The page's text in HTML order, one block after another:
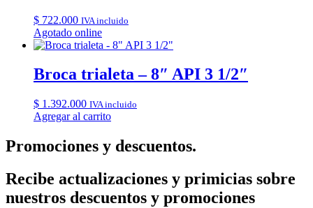
$ 722.000 IVA incluido
Agotado online
Broca trialeta – 8″ API 3 1/2″
$ 1.392.000 IVA incluido
Agregar al carrito
Promociones y descuentos.
Recibe actualizaciones y primicias sobre
nuestros descuentos y promociones